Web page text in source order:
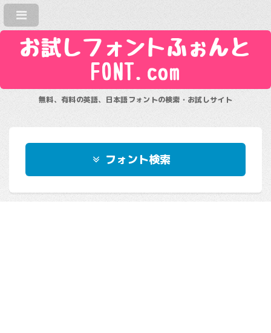
お試しフォントふぉんと
FONT.com
無料、有料の英語、日本語フォントの検索・お試しサイト
フォント検索